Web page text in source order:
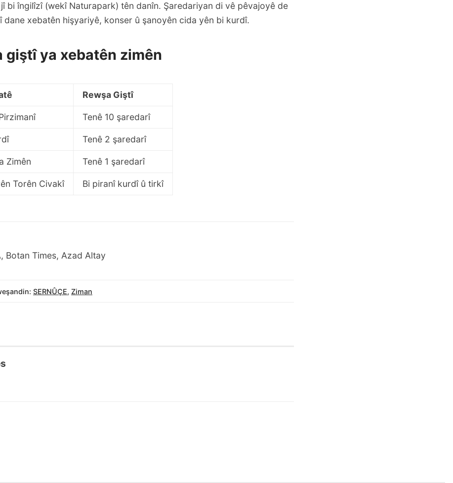
bi îngilîzî (wekî Naturapark) tên danîn. Şaredariyan di vê pêvajoyê de
dane xebatên hişyariyê, konser û şanoyên cida yên bi kurdî.
giştî ya xebatên zimên
Rewşa Giştî
Tenê 10 şaredarî
Tenê 2 şaredarî
Zimên Tenê 1 şaredarî
Torên Civakî Bi piranî kurdî û tirkî
Botan Times, Azad Altay
SERNÛÇE, Ziman